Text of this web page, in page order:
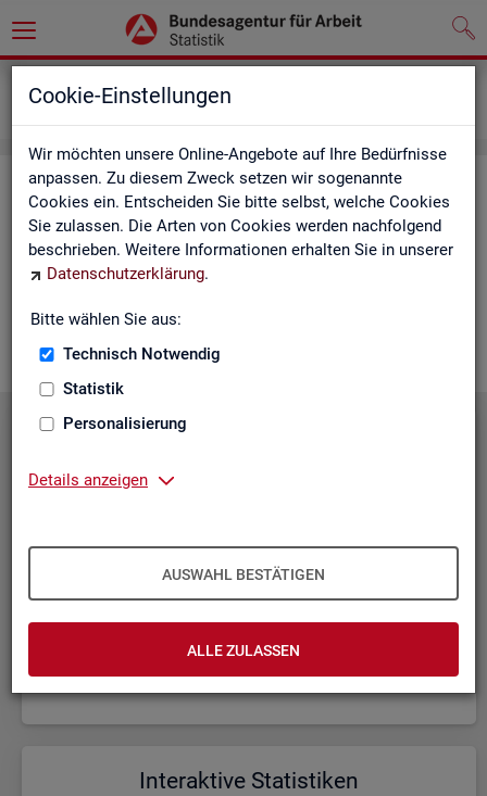
Cookie-Einstellungen
Wir möchten unsere Online-Angebote auf Ihre Bedürfnisse
anpassen. Zu diesem Zweck setzen wir sogenannte
Cookies ein. Entscheiden Sie bitte selbst, welche Cookies
Sie zulassen. Die Arten von Cookies werden nachfolgend
beschrieben. Weitere Informationen erhalten Sie in unserer
Datenschutzerklärung.
Bitte wählen Sie aus:
Technisch Notwendig
Statistik
Personalisierung
Details anzeigen
AUSWAHL BESTÄTIGEN
ALLE ZULASSEN
Me­dia­thek
In der Me­dia­thek fin­den Sie leicht ver­ständ­li­che Kurz­vi­de­os
zu zen­tra­len The­men der Sta­tis­tik der BA. Wir er­gän­zen unser
Vi­deo­an­ge­bot nach und nach. Wün­schen Sie sich ein Video
zu einem be­stimm­ten Thema? Dann kon­tak­tie­ren Sie
In­ter­ak­ti­ve Sta­tis­ti­ken